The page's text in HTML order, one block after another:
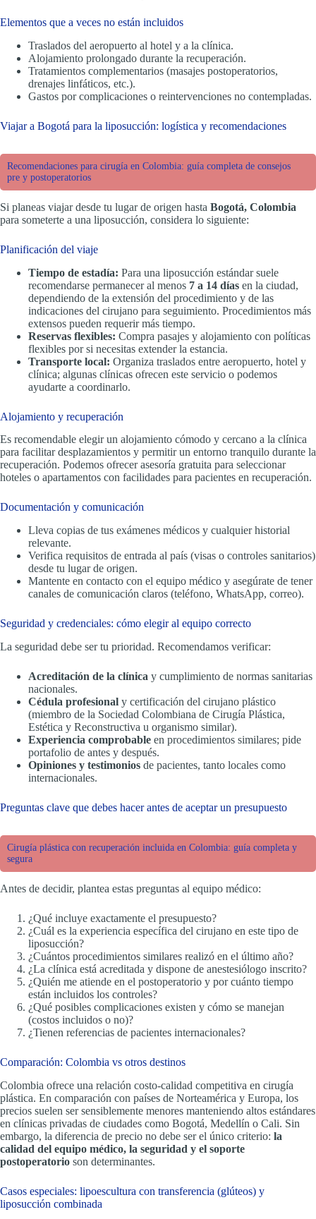
Elementos que a veces no están incluidos
Traslados del aeropuerto al hotel y a la clínica.
Alojamiento prolongado durante la recuperación.
Tratamientos complementarios (masajes postoperatorios,
drenajes linfáticos, etc.).
Gastos por complicaciones o reintervenciones no contempladas.
Viajar a Bogotá para la liposucción: logística y recomendaciones
Recomendaciones para cirugía en Colombia: guía completa de consejos
pre y postoperatorios
Si planeas viajar desde tu lugar de origen hasta Bogotá, Colombia
para someterte a una liposucción, considera lo siguiente:
Planificación del viaje
Tiempo de estadía: Para una liposucción estándar suele
recomendarse permanecer al menos 7 a 14 días en la ciudad,
dependiendo de la extensión del procedimiento y de las
indicaciones del cirujano para seguimiento. Procedimientos más
extensos pueden requerir más tiempo.
Reservas flexibles: Compra pasajes y alojamiento con políticas
flexibles por si necesitas extender la estancia.
Transporte local: Organiza traslados entre aeropuerto, hotel y
clínica; algunas clínicas ofrecen este servicio o podemos
ayudarte a coordinarlo.
Alojamiento y recuperación
Es recomendable elegir un alojamiento cómodo y cercano a la clínica
para facilitar desplazamientos y permitir un entorno tranquilo durante la
recuperación. Podemos ofrecer asesoría gratuita para seleccionar
hoteles o apartamentos con facilidades para pacientes en recuperación.
Documentación y comunicación
Lleva copias de tus exámenes médicos y cualquier historial
relevante.
Verifica requisitos de entrada al país (visas o controles sanitarios)
desde tu lugar de origen.
Mantente en contacto con el equipo médico y asegúrate de tener
canales de comunicación claros (teléfono, WhatsApp, correo).
Seguridad y credenciales: cómo elegir al equipo correcto
La seguridad debe ser tu prioridad. Recomendamos verificar:
Acreditación de la clínica y cumplimiento de normas sanitarias
nacionales.
Cédula profesional y certificación del cirujano plástico
(miembro de la Sociedad Colombiana de Cirugía Plástica,
Estética y Reconstructiva u organismo similar).
Experiencia comprobable en procedimientos similares; pide
portafolio de antes y después.
Opiniones y testimonios de pacientes, tanto locales como
internacionales.
Preguntas clave que debes hacer antes de aceptar un presupuesto
Cirugía plástica con recuperación incluida en Colombia: guía completa y
segura
Antes de decidir, plantea estas preguntas al equipo médico:
¿Qué incluye exactamente el presupuesto?
¿Cuál es la experiencia específica del cirujano en este tipo de
liposucción?
¿Cuántos procedimientos similares realizó en el último año?
¿La clínica está acreditada y dispone de anestesiólogo inscrito?
¿Quién me atiende en el postoperatorio y por cuánto tiempo
están incluidos los controles?
¿Qué posibles complicaciones existen y cómo se manejan
(costos incluidos o no)?
¿Tienen referencias de pacientes internacionales?
Comparación: Colombia vs otros destinos
Colombia ofrece una relación costo-calidad competitiva en cirugía
plástica. En comparación con países de Norteamérica y Europa, los
precios suelen ser sensiblemente menores manteniendo altos estándares
en clínicas privadas de ciudades como Bogotá, Medellín o Cali. Sin
embargo, la diferencia de precio no debe ser el único criterio: la
calidad del equipo médico, la seguridad y el soporte
postoperatorio son determinantes.
Casos especiales: lipoescultura con transferencia (glúteos) y
liposucción combinada